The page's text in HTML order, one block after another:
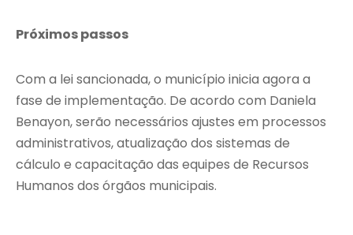
Próximos passos
Com a lei sancionada, o município inicia agora a
fase de implementação. De acordo com Daniela
Benayon, serão necessários ajustes em processos
administrativos, atualização dos sistemas de
cálculo e capacitação das equipes de Recursos
Humanos dos órgãos municipais.